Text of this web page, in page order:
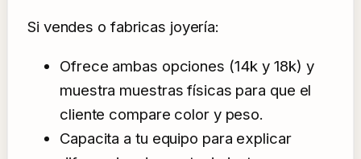
Si vendes o fabricas joyería:
Ofrece ambas opciones (14k y 18k) y
muestra muestras físicas para que el
cliente compare color y peso.
Capacita a tu equipo para explicar